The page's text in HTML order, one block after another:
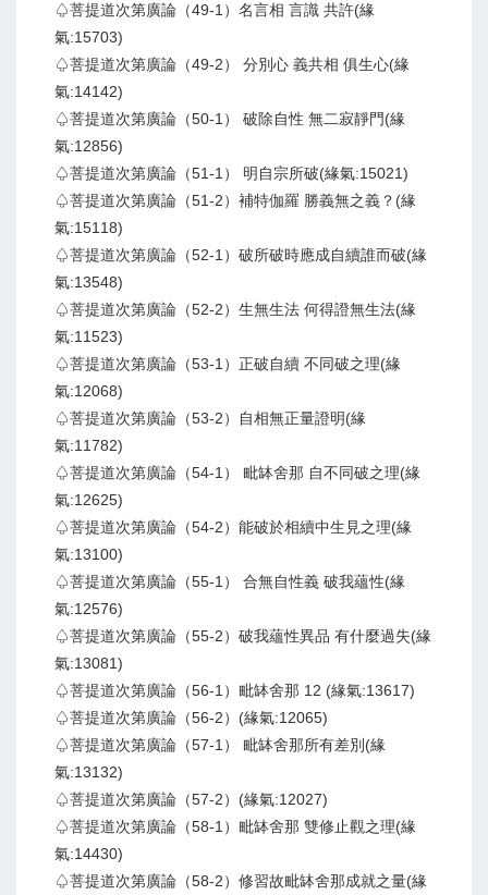
♤菩提道次第廣論（49-1）名言相 言識 共許(緣
氣:15703)
♤菩提道次第廣論（49-2） 分別心 義共相 俱生心(緣
氣:14142)
♤菩提道次第廣論（50-1） 破除自性 無二寂靜門(緣
氣:12856)
♤菩提道次第廣論（51-1） 明自宗所破(緣氣:15021)
♤菩提道次第廣論（51-2）補特伽羅 勝義無之義？(緣
氣:15118)
♤菩提道次第廣論（52-1）破所破時應成自續誰而破(緣
氣:13548)
♤菩提道次第廣論（52-2）生無生法 何得證無生法(緣
氣:11523)
♤菩提道次第廣論（53-1）正破自續 不同破之理(緣
氣:12068)
♤菩提道次第廣論（53-2）自相無正量證明(緣
氣:11782)
♤菩提道次第廣論（54-1） 毗缽舍那 自不同破之理(緣
氣:12625)
♤菩提道次第廣論（54-2）能破於相續中生見之理(緣
氣:13100)
♤菩提道次第廣論（55-1） 合無自性義 破我蘊性(緣
氣:12576)
♤菩提道次第廣論（55-2）破我蘊性異品 有什麼過失(緣
氣:13081)
♤菩提道次第廣論（56-1）毗缽舍那 12 (緣氣:13617)
♤菩提道次第廣論（56-2）(緣氣:12065)
♤菩提道次第廣論（57-1） 毗缽舍那所有差別(緣
氣:13132)
♤菩提道次第廣論（57-2）(緣氣:12027)
♤菩提道次第廣論（58-1）毗缽舍那 雙修止觀之理(緣
氣:14430)
♤菩提道次第廣論（58-2）修習故毗缽舍那成就之量(緣